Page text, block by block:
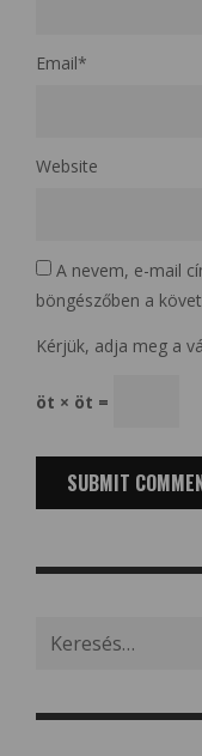
Email*
Website
A nevem, e-mail
böngészőben a
Kérjük, adja meg a
öt × öt =
for: